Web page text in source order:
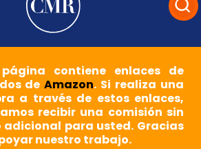
contiene enlaces de
deAmazon. Si realiza una
a través de estos enlaces,
recibir una comisión sin
adicional para usted. Gracias
nuestro trabajo.